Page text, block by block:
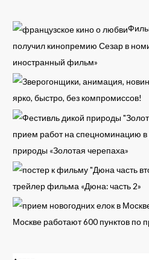
получил кинопремию Сезар в
иностранный фильм»
ярко, быстро, без компромиссов!
прием работ на спецноминацию
природы «Золотая черепаха»
трейлер фильма «Дюна: часть 2»
Москве работают 600 пунктов по